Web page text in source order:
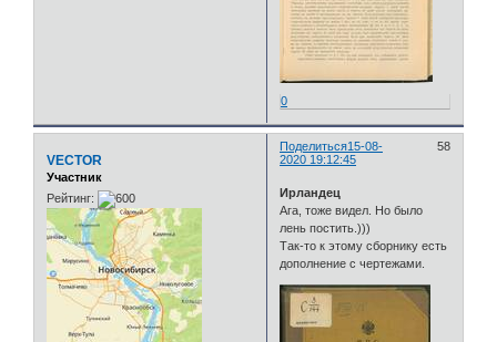
0
Поделиться 58
15-08-
2020 19:12:45
VECTOR
Участник
Рейтинг:
Ирландец
Ага, тоже видел. Но было
лень постить.)))
Так-то к этому сборнику есть
дополнение с чертежами.